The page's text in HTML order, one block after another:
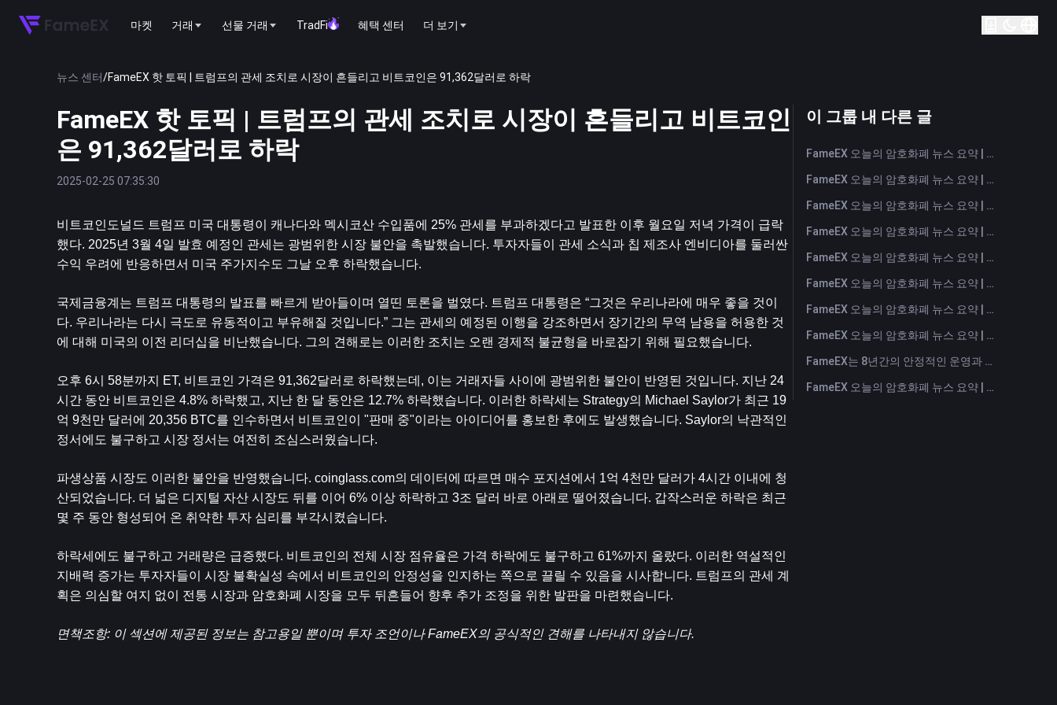
마켓 거래 선물 거래 TradFi 혜택 센터 더 보기
뉴스 센터/FameEX 핫 토픽 | 트럼프의 관세 조치로 시장이 흔들리고 비트코인은 91,362달러로 하락
FameEX 핫 토픽 | 트럼프의 관세 조치로 시장이 흔들리고 비트코인
은 91,362달러로 하락
2025-02-25 07:35:30
비트코인 도널드 트럼프 미국 대통령이 캐나다와 멕시코산 수입품에 25% 관세를 부과하겠다고 발표한 이후 월요일 저녁 가격이 급락
했다. 2025년 3월 4일 발효 예정인 관세는 광범위한 시장 불안을 촉발했습니다. 투자자들이 관세 소식과 칩 제조사 엔비디아를 둘러싼
수익 우려에 반응하면서 미국 주가지수도 그날 오후 하락했습니다.
국제금융계는 트럼프 대통령의 발표를 빠르게 받아들이며 열띤 토론을 벌였다. 트럼프 대통령은 “그것은 우리나라에 매우 좋을 것이
다. 우리나라는 다시 극도로 유동적이고 부유해질 것입니다.” 그는 관세의 예정된 이행을 강조하면서 장기간의 무역 남용을 허용한 것
에 대해 미국의 이전 리더십을 비난했습니다. 그의 견해로는 이러한 조치는 오랜 경제적 불균형을 바로잡기 위해 필요했습니다.
오후 6시 58분까지 ET, 비트코인 ​​가격은 91,362달러로 하락했는데, 이는 거래자들 사이에 광범위한 불안이 반영된 것입니다. 지난 24
시간 동안 비트코인은 4.8% 하락했고, 지난 한 달 동안은 12.7% 하락했습니다. 이러한 하락세는 Strategy의 Michael Saylor가 최근 19
억 9천만 달러에 20,356 BTC를 인수하면서 비트코인이 "판매 중"이라는 아이디어를 홍보한 후에도 발생했습니다. Saylor의 낙관적인
정서에도 불구하고 시장 정서는 여전히 조심스러웠습니다.
파생상품 시장도 이러한 불안을 반영했습니다. coinglass.com의 데이터에 따르면 매수 포지션에서 1억 4천만 달러가 4시간 이내에 청
산되었습니다. 더 넓은 디지털 자산 시장도 뒤를 이어 6% 이상 하락하고 3조 달러 바로 아래로 떨어졌습니다. 갑작스러운 하락은 최근
몇 주 동안 형성되어 온 취약한 투자 심리를 부각시켰습니다.
하락세에도 불구하고 거래량은 급증했다. 비트코인의 전체 시장 점유율은 가격 하락에도 불구하고 61%까지 올랐다. 이러한 역설적인
지배력 증가는 투자자들이 시장 불확실성 속에서 비트코인의 안정성을 인지하는 쪽으로 끌릴 수 있음을 시사합니다. 트럼프의 관세 계
획은 의심할 여지 없이 전통 시장과 암호화폐 시장을 모두 뒤흔들어 향후 추가 조정을 위한 발판을 마련했습니다.
면책조항: 이 섹션에 제공된 정보는 참고용일 뿐이며 투자 조언이나 FameEX의 공식적인 견해를 나타내지 않습니다.
이 그룹 내 다른 글
FameEX 오늘의 암호화폐 뉴스 요약 | 2026년 8월 7일
FameEX 오늘의 암호화폐 뉴스 요약 | 2026년 8월 6일
FameEX 오늘의 암호화폐 뉴스 요약 | 2026년 8월 5일
FameEX 오늘의 암호화폐 뉴스 요약 | 2026년 8월 4일
FameEX 오늘의 암호화폐 뉴스 요약 | 2026년 8월 3일
FameEX 오늘의 암호화폐 뉴스 요약 | 2026년 7월 31일
FameEX 오늘의 암호화폐 뉴스 요약 | 2026년 7월 30일
FameEX 오늘의 암호화폐 뉴스 요약 | 2026년 7월 29일
FameEX는 8년간의 안정적인 운영과 글로벌 성장을 통해 사용자 신뢰를 더욱 강화했습니다
FameEX 오늘의 암호화폐 뉴스 요약 | 2026년 7월 28일